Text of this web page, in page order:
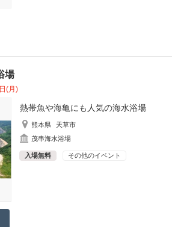
場
(月)
熱帯魚や海亀にも人気の海水浴場
熊本県
天草市
茂串海水浴場
入場無料 その他のイベント